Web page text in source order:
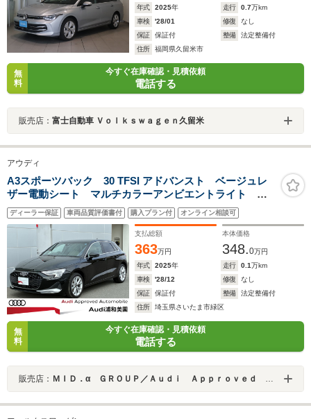
年式
2025年 走行 0.7万km
車検
'28/01 修復
なし
保証
保証付 整備
法定整備付
住所
福岡県久留米市
無
料
今すぐ在庫確認・見積依頼
電話する
販売店： 富士自動車 Ｖｏｌｋｓｗａｇｅｎ久留米
アウディ
A3スポーツバック 30 TFSI アドバンスト ベージュレ
ザー電動シート マルチカラーアンビエントライト コ
ンビニエンス&アシスタンスパッケージ アダプティブク
ルーズ レーンキープ サイドアシスト
ディーラー保証 車両品質評価書付 購入プラン付 オンライン相談可
支払総額
363万円
本体価格
348.0万円
年式
2025年 走行 0.1万km
車検
'28/12 修復
なし
保証
保証付 整備
法定整備付
住所
埼玉県さいたま市緑区
無
料
今すぐ在庫確認・見積依頼
電話する
販売店： ＭＩＤ．α ＧＲＯＵＰ／Ａｕｄｉ Ａｐｐｒｏｖｅｄ Ａｕｔｏｍｏｂｉｌｅ 浦和美園／株式会社ＭＩＤ